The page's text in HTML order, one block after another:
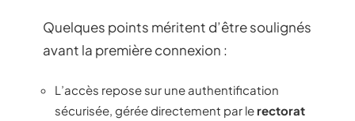
Quelques points méritent d’être soulignés
avant la première connexion :
L’accès repose sur une authentification
sécurisée, gérée directement par le rectorat